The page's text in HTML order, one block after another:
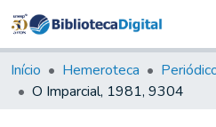
&
Tudo na
Início Hemeroteca
O Imparcial, 1981, 9304